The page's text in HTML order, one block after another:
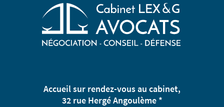
Accueil sur rendez-vous au cabinet,
32 rue Hergé Angoulème *